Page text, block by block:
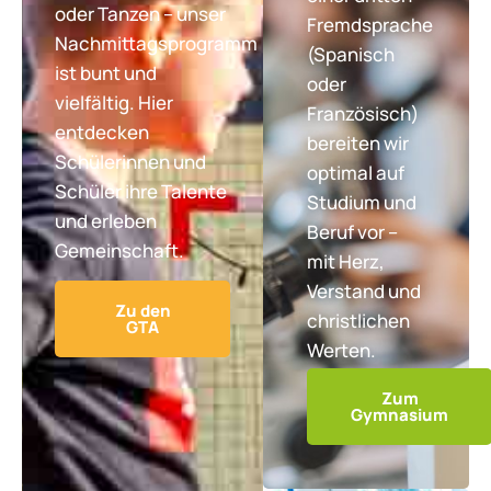
oder Tanzen – unser
Nachmittagsprogramm
ist bunt und
vielfältig. Hier
entdecken
Schülerinnen und
Schüler ihre Talente
und erleben
Gemeinschaft.
Zu den
GTA
Fremdsprache
(Spanisch
oder
Französisch)
bereiten wir
optimal auf
Studium und
Beruf vor –
mit Herz,
Verstand und
christlichen
Werten.
Zum
Gymnasium